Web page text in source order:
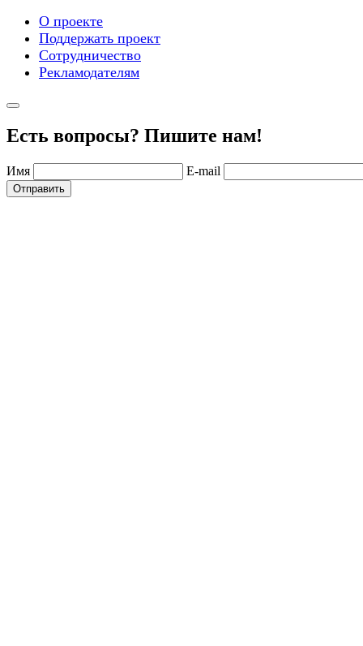
О проекте
Поддержать проект
Сотрудничество
Рекламодателям
Есть вопросы? Пишите нам!
Имя E-mail